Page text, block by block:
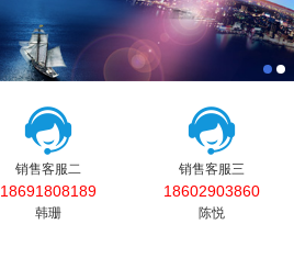
销售客服二
18691808189
韩珊
销售客服三
18602903860
陈悦